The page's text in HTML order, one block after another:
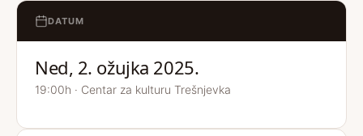
DATUM
Ned, 2. ožujka 2025.
19:00h · Centar za kulturu Trešnjevka